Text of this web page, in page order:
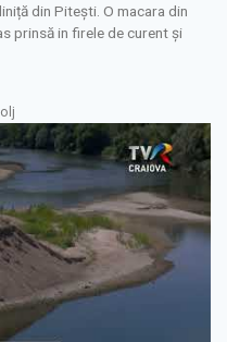
din Pitești. O macara din
prinsă in firele de curent și